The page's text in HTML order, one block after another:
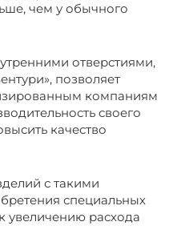
чем у обычного
отверстиями,
позволяет
компаниям
своего
качество
с такими
специальных
увеличению расхода